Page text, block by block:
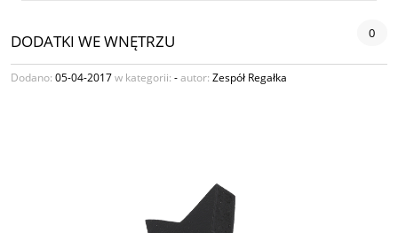
DODATKI WE WNĘTRZU 0
Dodano: 05-04-2017w kategorii: -autor: Zespół Regałka